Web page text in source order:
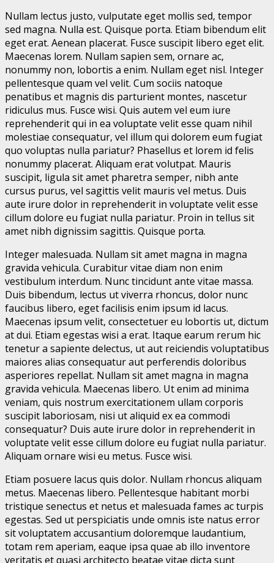
Nullam lectus justo, vulputate eget mollis sed, tempor
sed magna. Nulla est. Quisque porta. Etiam bibendum elit
eget erat. Aenean placerat. Fusce suscipit libero eget elit.
Maecenas lorem. Nullam sapien sem, ornare ac,
nonummy non, lobortis a enim. Nullam eget nisl. Integer
pellentesque quam vel velit. Cum sociis natoque
penatibus et magnis dis parturient montes, nascetur
ridiculus mus. Fusce wisi. Quis autem vel eum iure
reprehenderit qui in ea voluptate velit esse quam nihil
molestiae consequatur, vel illum qui dolorem eum fugiat
quo voluptas nulla pariatur? Phasellus et lorem id felis
nonummy placerat. Aliquam erat volutpat. Mauris
suscipit, ligula sit amet pharetra semper, nibh ante
cursus purus, vel sagittis velit mauris vel metus. Duis
aute irure dolor in reprehenderit in voluptate velit esse
cillum dolore eu fugiat nulla pariatur. Proin in tellus sit
amet nibh dignissim sagittis. Quisque porta.
Integer malesuada. Nullam sit amet magna in magna
gravida vehicula. Curabitur vitae diam non enim
vestibulum interdum. Nunc tincidunt ante vitae massa.
Duis bibendum, lectus ut viverra rhoncus, dolor nunc
faucibus libero, eget facilisis enim ipsum id lacus.
Maecenas ipsum velit, consectetuer eu lobortis ut, dictum
at dui. Etiam egestas wisi a erat. Itaque earum rerum hic
tenetur a sapiente delectus, ut aut reiciendis voluptatibus
maiores alias consequatur aut perferendis doloribus
asperiores repellat. Nullam sit amet magna in magna
gravida vehicula. Maecenas libero. Ut enim ad minima
veniam, quis nostrum exercitationem ullam corporis
suscipit laboriosam, nisi ut aliquid ex ea commodi
consequatur? Duis aute irure dolor in reprehenderit in
voluptate velit esse cillum dolore eu fugiat nulla pariatur.
Aliquam ornare wisi eu metus. Fusce wisi.
Etiam posuere lacus quis dolor. Nullam rhoncus aliquam
metus. Maecenas libero. Pellentesque habitant morbi
tristique senectus et netus et malesuada fames ac turpis
egestas. Sed ut perspiciatis unde omnis iste natus error
sit voluptatem accusantium doloremque laudantium,
totam rem aperiam, eaque ipsa quae ab illo inventore
veritatis et quasi architecto beatae vitae dicta sunt